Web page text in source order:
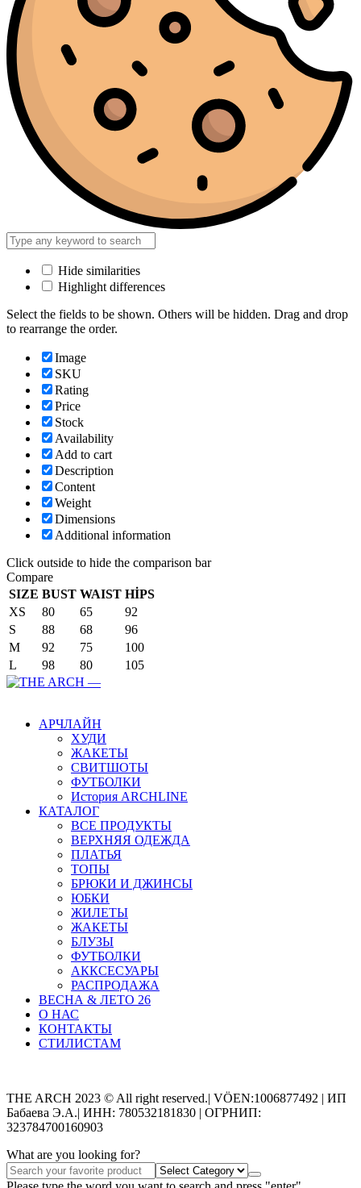
Hide similarities
Highlight differences
Select the fields to be shown. Others will be hidden. Drag and drop
to rearrange the order.
Image
SKU
Rating
Price
Stock
Availability
Add to cart
Description
Content
Weight
Dimensions
Additional information
Click outside to hide the comparison bar
Compare
SIZE BUST WAIST HİPS
XS
80 65
92
S
88 68
96
M
92 75
100
L
98 80 105
АРЧЛАЙН
ХУДИ
ЖАКЕТЫ
СВИТШОТЫ
ФУТБОЛКИ
История ARCHLINE
КАТАЛОГ
ВСЕ ПРОДУКТЫ
ВЕРХНЯЯ ОДЕЖДА
ПЛАТЬЯ
ТОПЫ
БРЮКИ И ДЖИНСЫ
ЮБКИ
ЖИЛЕТЫ
ЖАКЕТЫ
БЛУЗЫ
ФУТБОЛКИ
АККСЕСУАРЫ
РАСПРОДАЖА
ВЕСНА & ЛЕТО 26
О НАС
КОНТАКТЫ
СТИЛИСТАМ
THE ARCH 2023 © All right reserved.| VÖEN:1006877492 | ИП
Бабаева Э.А.| ИНН: 780532181830 | ОГРНИП:
323784700160903
What are you looking for?